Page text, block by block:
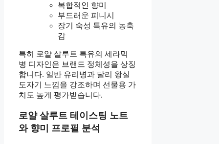
복합적인 향미
부드러운 피니시
장기 숙성 특유의 농축
감
특히 로얄 살루트 특유의 세라믹
병 디자인은 브랜드 정체성을 상징
합니다. 일반 유리병과 달리 왕실
도자기 느낌을 강조하며 선물용 가
치도 높게 평가받습니다.
로얄 살루트 테이스팅 노트
와 향미 프로필 분석